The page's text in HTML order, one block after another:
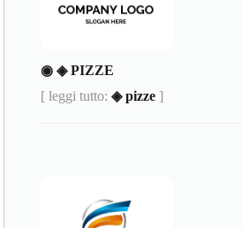
◉ ◈ PIZZE
[ leggi tutto:◈ pizze ]